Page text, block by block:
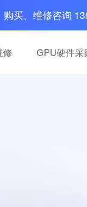
买、维修咨询
修 GPU硬件采